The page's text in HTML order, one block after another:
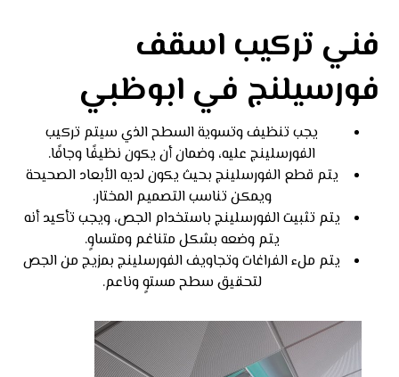
فني تركيب اسقف
فورسيلنج في ابوظبي
يجب تنظيف وتسوية السطح الذي سيتم تركيب
الفورسلينج عليه، وضمان أن يكون نظيفًا وجافًا.
يتم قطع الفورسلينج بحيث يكون لديه الأبعاد الصحيحة
ويمكن تناسب التصميم المختار.
يتم تثبيت الفورسلينج باستخدام الجص، ويجب تأكيد أنه
يتم وضعه بشكل متناغم ومتساوٍ.
يتم ملء الفراغات وتجاويف الفورسلينج بمزيج من الجص
لتحقيق سطح مستوٍ وناعم.